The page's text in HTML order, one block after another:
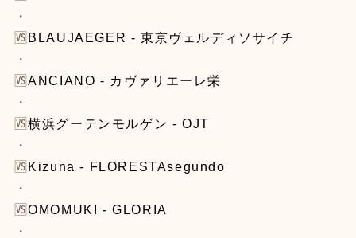
・
🆚 BLAUJAEGER - 東京ヴェルディソサイチ
・
🆚ANCIANO - カヴァリエーレ栄
・
🆚横浜グーテンモルゲン - OJT
・
🆚 Kizuna - FLORESTAsegundo
・
🆚OMOMUKI - GLORIA
・